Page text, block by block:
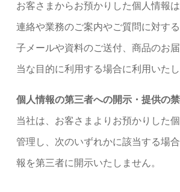
お客さまからお預かりした個人情報
連絡や業務のご案内やご質問に対す
子メールや資料のご送付、商品のお
当な目的に利用する場合に利用いたし
個人情報の第三者への開示・提供の
当社は、お客さまよりお預かりした
管理し、次のいずれかに該当する場
報を第三者に開示いたしません。